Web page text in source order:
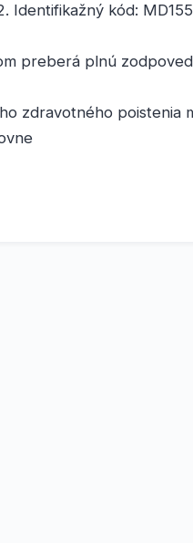
Identifikažný kód:
preberá plnú
zdravotného poistenia